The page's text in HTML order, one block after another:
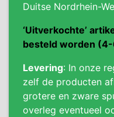
Duitse Nordrhein-
‘Uitverkochte’
besteld worden
Levering: In onze
zelf de producten
grotere en zware
overleg eventueel